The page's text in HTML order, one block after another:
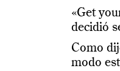
«Get
decidió
Como
modo